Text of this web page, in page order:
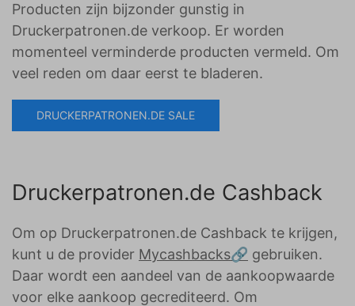
Producten zijn bijzonder gunstig in
Druckerpatronen.de verkoop. Er worden
momenteel verminderde producten vermeld. Om
veel reden om daar eerst te bladeren.
DRUCKERPATRONEN.DE SALE
Druckerpatronen.de Cashback
Om op Druckerpatronen.de Cashback te krijgen,
kunt u de provider Mycashbacks
gebruiken.
Daar wordt een aandeel van de aankoopwaarde
voor elke aankoop gecrediteerd. Om